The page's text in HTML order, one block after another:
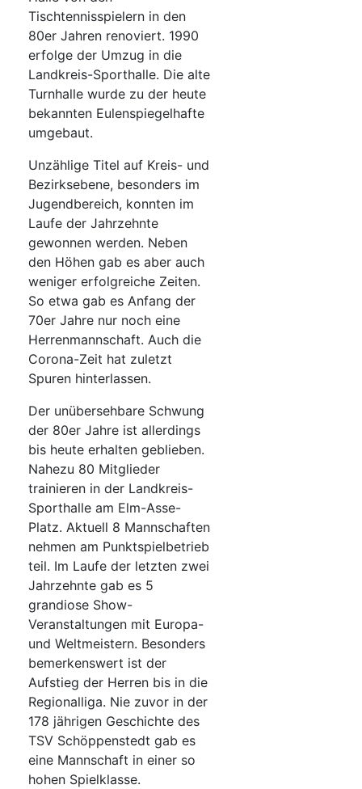
Tischtennisspielern in den
80er Jahren renoviert. 1990
erfolge der Umzug in die
Landkreis-Sporthalle. Die alte
Turnhalle wurde zu der heute
bekannten Eulenspiegelhafte
umgebaut.
Unzählige Titel auf Kreis- und
Bezirksebene, besonders im
Jugendbereich, konnten im
Laufe der Jahrzehnte
gewonnen werden. Neben
den Höhen gab es aber auch
weniger erfolgreiche Zeiten.
So etwa gab es Anfang der
70er Jahre nur noch eine
Herrenmannschaft. Auch die
Corona-Zeit hat zuletzt
Spuren hinterlassen.
Der unübersehbare Schwung
der 80er Jahre ist allerdings
bis heute erhalten geblieben.
Nahezu 80 Mitglieder
trainieren in der Landkreis-
Sporthalle am Elm-Asse-
Platz. Aktuell 8 Mannschaften
nehmen am Punktspielbetrieb
teil. Im Laufe der letzten zwei
Jahrzehnte gab es 5
grandiose Show-
Veranstaltungen mit Europa-
und Weltmeistern. Besonders
bemerkenswert ist der
Aufstieg der Herren bis in die
Regionalliga. Nie zuvor in der
178 jährigen Geschichte des
TSV Schöppenstedt gab es
eine Mannschaft in einer so
hohen Spielklasse.